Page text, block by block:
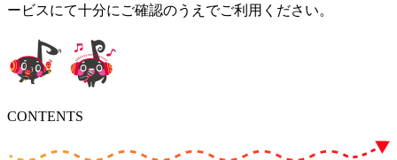
ービスにて十分にご確認のうえでご利用ください。
CONTENTS